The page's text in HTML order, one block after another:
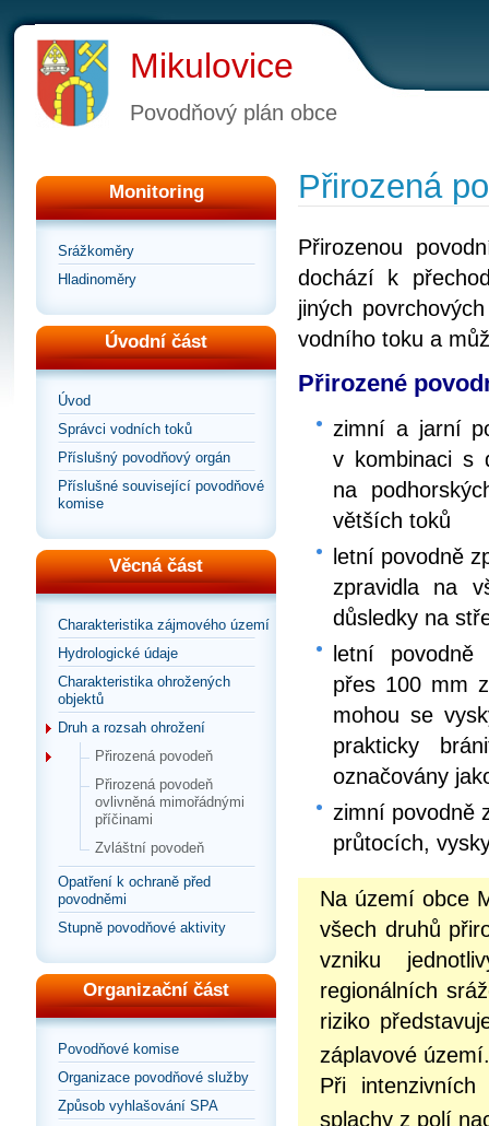
Mikulovice
Povodňový plán obce
Monitoring
Srážkoměry
Hladinoměry
Úvodní část
Úvod
Správci vodních toků
Příslušný povodňový orgán
Příslušné související povodňové
komise
Věcná část
Charakteristika zájmového území
Hydrologické údaje
Charakteristika ohrožených
objektů
Druh a rozsah ohrožení
Přirozená povodeň
Přirozená povodeň
ovlivněná mimořádnými
příčinami
Zvláštní povodeň
Opatření k ochraně před
povodněmi
Stupně povodňové aktivity
Organizační část
Povodňové komise
Organizace povodňové služby
Způsob vyhlašování SPA
Přirozená
Přirozenou
dochází k
jiných
vodního toku a
Přirozené
zimní a jarní
v kombinaci s
na
větších toků
letní povodně
zpravidla na
důsledky na
letní povodně
přes 100 mm
mohou se
prakticky
označovány
zimní povodně
průtocích,
Na území obce
všech druhů
vzniku
regionálních
riziko
záplavové
Při
splachy z polí